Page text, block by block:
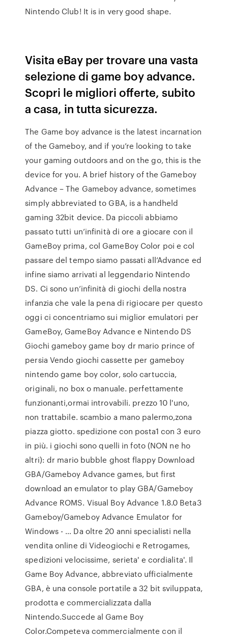
Nintendo Club! It is in very good shape.
Visita eBay per trovare una vasta
selezione di game boy advance.
Scopri le migliori offerte, subito
a casa, in tutta sicurezza.
The Game boy advance is the latest incarnation
of the Gameboy, and if you’re looking to take
your gaming outdoors and on the go, this is the
device for you. A brief history of the Gameboy
Advance – The Gameboy advance, sometimes
simply abbreviated to GBA, is a handheld
gaming 32bit device. Da piccoli abbiamo
passato tutti un’infinità di ore a giocare con il
GameBoy prima, col GameBoy Color poi e col
passare del tempo siamo passati all’Advance ed
infine siamo arrivati al leggendario Nintendo
DS. Ci sono un’infinità di giochi della nostra
infanzia che vale la pena di rigiocare per questo
oggi ci concentriamo sui miglior emulatori per
GameBoy, GameBoy Advance e Nintendo DS
Giochi gameboy game boy dr mario prince of
persia Vendo giochi cassette per gameboy
nintendo game boy color, solo cartuccia,
originali, no box o manuale. perfettamente
funzionanti,ormai introvabili. prezzo 10 l'uno,
non trattabile. scambio a mano palermo,zona
piazza giotto. spedizione con posta1 con 3 euro
in più. i giochi sono quelli in foto (NON ne ho
altri): dr mario bubble ghost flappy Download
GBA/Gameboy Advance games, but first
download an emulator to play GBA/Gameboy
Advance ROMS. Visual Boy Advance 1.8.0 Beta3
Gameboy/Gameboy Advance Emulator for
Windows - … Da oltre 20 anni specialisti nella
vendita online di Videogiochi e Retrogames,
spedizioni velocissime, serieta' e cordialita'. Il
Game Boy Advance, abbreviato ufficialmente
GBA, è una console portatile a 32 bit sviluppata,
prodotta e commercializzata dalla
Nintendo.Succede al Game Boy
Color.Competeva commercialmente con il